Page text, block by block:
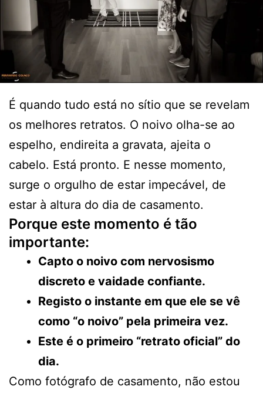
É quando tudo está no sítio que se revelam
os melhores retratos. O noivo olha-se ao
espelho, endireita a gravata, ajeita o
cabelo. Está pronto. E nesse momento,
surge o orgulho de estar impecável, de
estar à altura do dia de casamento.
Porque este momento é tão
importante:
Capto o noivo com nervosismo
discreto e vaidade confiante.
Registo o instante em que ele se vê
como “o noivo” pela primeira vez.
Este é o primeiro “retrato oficial” do
dia.
Como fotógrafo de casamento, não estou